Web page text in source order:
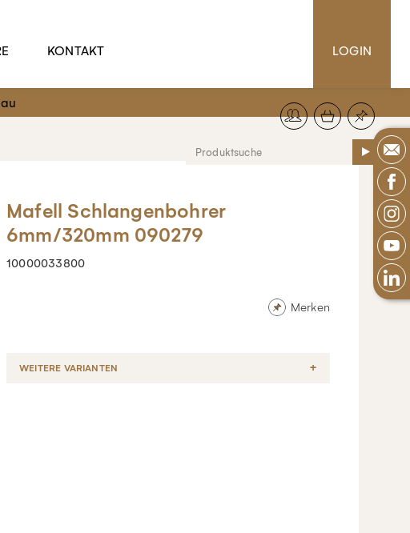
KONTAKT LOGIN
Mafell Schlangenbohrer
6mm/320mm 090279
10000033800
Merken
WEITERE VARIANTEN